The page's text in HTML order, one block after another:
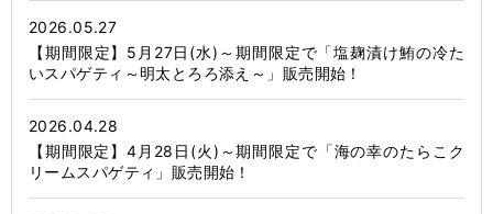
2026.05.27
【期間限定】5月27日(水)～期間限定で「塩麹漬け鮪の冷た
いスパゲティ～明太とろろ添え～」販売開始！
2026.04.28
【期間限定】4月28日(火)～期間限定で「海の幸のたらこク
リームスパゲティ」販売開始！